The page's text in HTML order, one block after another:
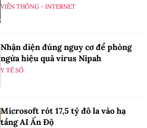
VIỄN THÔNG - INTERNET
Nhận diện đúng nguy cơ để phòng
ngừa hiệu quả virus Nipah
Y TẾ SỐ
Microsoft rót 17,5 tỷ đô la vào hạ
tầng AI Ấn Độ